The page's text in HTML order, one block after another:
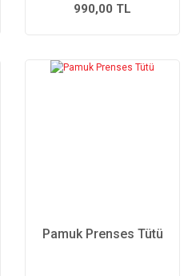
990,00 TL
Pamuk Prenses Tütü